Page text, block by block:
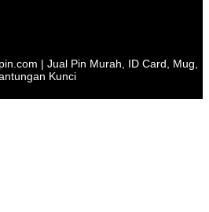
| Jual Pin Murah, ID Card, Mug,
Kunci